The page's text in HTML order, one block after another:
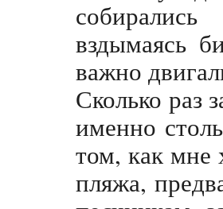
вздымаясь
важно
Сколько раз
именно
том, как мне
пляжа,